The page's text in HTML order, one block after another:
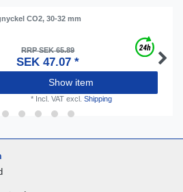
CO2, 30-32 mm
RRP SEK 65.89
SEK 47.07 *
Show item
* Incl. VATexcl. Shipping